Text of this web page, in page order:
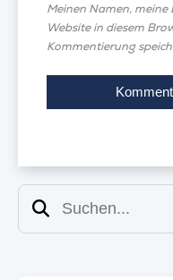
Meinen Namen,
Website in diesem
Kommentierung
Suchen